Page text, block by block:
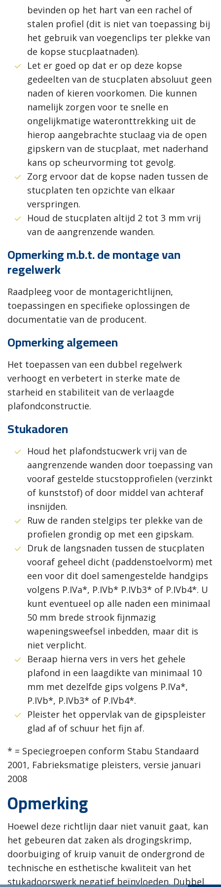
bevinden op het hart van een rachel of
stalen profiel (dit is niet van toepassing bij
het gebruik van voegenclips ter plekke van
de kopse stucplaatnaden).
Let er goed op dat er op deze kopse
gedeelten van de stucplaten absoluut geen
naden of kieren voorkomen. Die kunnen
namelijk zorgen voor te snelle en
ongelijkmatige wateronttrekking uit de
hierop aangebrachte stuclaag via de open
gipskern van de stucplaat, met naderhand
kans op scheurvorming tot gevolg.
Zorg ervoor dat de kopse naden tussen de
stucplaten ten opzichte van elkaar
verspringen.
Houd de stucplaten altijd 2 tot 3 mm vrij
van de aangrenzende wanden.
Opmerking m.b.t. de montage van
regelwerk
Raadpleeg voor de montagerichtlijnen,
toepassingen en specifieke oplossingen de
documentatie van de producent.
Opmerking algemeen
Het toepassen van een dubbel regelwerk
verhoogt en verbetert in sterke mate de
starheid en stabiliteit van de verlaagde
plafondconstructie.
Stukadoren
Houd het plafondstucwerk vrij van de
aangrenzende wanden door toepassing van
vooraf gestelde stucstopprofielen (verzinkt
of kunststof) of door middel van achteraf
insnijden.
Ruw de randen stelgips ter plekke van de
profielen grondig op met een gipskam.
Druk de langsnaden tussen de stucplaten
vooraf geheel dicht (paddenstoelvorm) met
een voor dit doel samengestelde handgips
volgens P.IVa*, P.IVb* P.IVb3* of P.IVb4*. U
kunt eventueel op alle naden een minimaal
50 mm brede strook fijnmazig
wapeningsweefsel inbedden, maar dit is
niet verplicht.
Beraap hierna vers in vers het gehele
plafond in een laagdikte van minimaal 10
mm met dezelfde gips volgens P.IVa*,
P.IVb*, P.IVb3* of P.IVb4*.
Pleister het oppervlak van de gipspleister
glad af of schuur het fijn af.
* = Speciegroepen conform Stabu Standaard
2001, Fabrieksmatige pleisters, versie januari
2008
Opmerking
Hoewel deze richtlijn daar niet vanuit gaat, kan
het gebeuren dat zaken als drogingskrimp,
doorbuiging of kruip vanuit de ondergrond de
technische en esthetische kwaliteit van het
stukadoorswerk negatief beïnvloeden. Dubbel